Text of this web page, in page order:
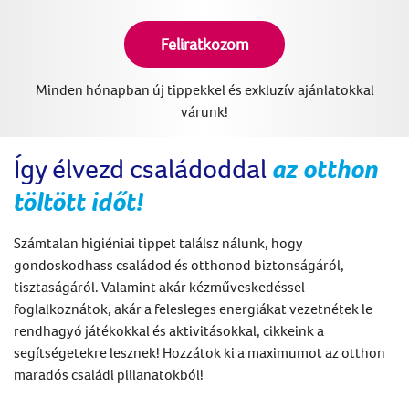
Feliratkozom
Minden hónapban új tippekkel és exkluzív ajánlatokkal
várunk!
Így élvezd családoddalaz otthon
töltött időt!
Számtalan higiéniai tippet találsz nálunk, hogy
gondoskodhass családod és otthonod biztonságáról,
tisztaságáról. Valamint akár kézműveskedéssel
foglalkoznátok, akár a felesleges energiákat vezetnétek le
rendhagyó játékokkal és aktivitásokkal, cikkeink a
segítségetekre lesznek! Hozzátok ki a maximumot az otthon
maradós családi pillanatokból!